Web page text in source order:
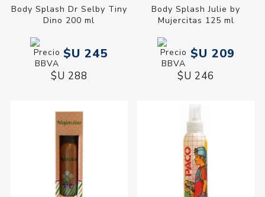
Body Splash Dr Selby Tiny
Dino 200 ml
$U 245
$U 288
Body Splash Julie by
Mujercitas 125 ml
$U 209
$U 246